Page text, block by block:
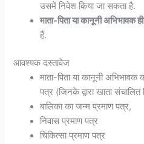
उसमें निवेश किया जा सकता है.
माता-पिता या कानूनी अभिभावक ही
हैं.
आवश्यक दस्तावेज
माता-पिता या कानूनी अभिभावक
पत्र (जिनके द्वारा खाता संचालित
बालिका का जन्म प्रमाण पत्र,
निवास प्रमाण पत्र
चिकित्सा प्रमाण पत्र